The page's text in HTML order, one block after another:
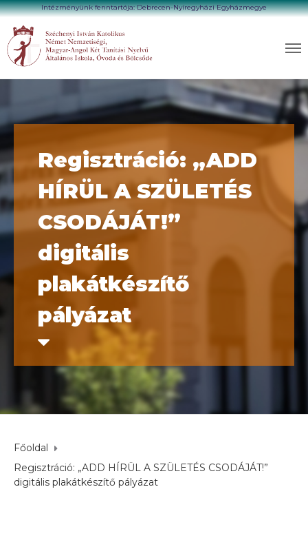
Intézményünk fenntartója: Debrecen-Nyíregyházi Egyházmegye
Regisztráció: „ADD
HÍRÜL A SZÜLETÉS
CSODÁJÁT!”
digitális
plakátkészítő
pályázat
Főoldal
Regisztráció: „ADD HÍRÜL A SZÜLETÉS CSODÁJÁT!”
digitális plakátkészítő pályázat